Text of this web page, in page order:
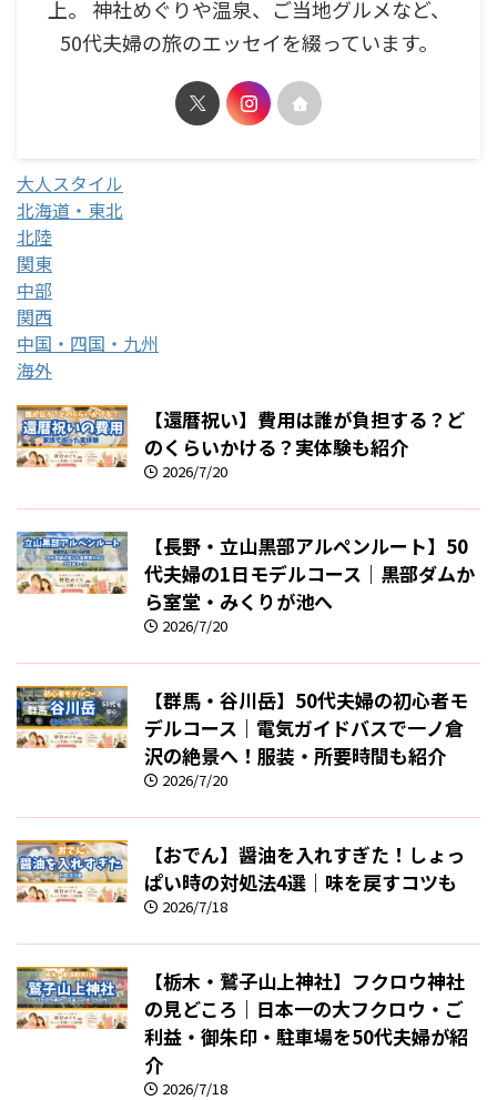
上。 神社めぐりや温泉、ご当地グルメなど、
50代夫婦の旅のエッセイを綴っています。
大人スタイル
北海道・東北
北陸
関東
中部
関西
中国・四国・九州
海外
【還暦祝い】費用は誰が負担する？ど
のくらいかける？実体験も紹介
2026/7/20
【長野・立山黒部アルペンルート】50
代夫婦の1日モデルコース｜黒部ダムか
ら室堂・みくりが池へ
2026/7/20
【群馬・谷川岳】50代夫婦の初心者モ
デルコース｜電気ガイドバスで一ノ倉
沢の絶景へ！服装・所要時間も紹介
2026/7/20
【おでん】醤油を入れすぎた！しょっ
ぱい時の対処法4選｜味を戻すコツも
2026/7/18
【栃木・鷲子山上神社】フクロウ神社
の見どころ｜日本一の大フクロウ・ご
利益・御朱印・駐車場を50代夫婦が紹
介
2026/7/18